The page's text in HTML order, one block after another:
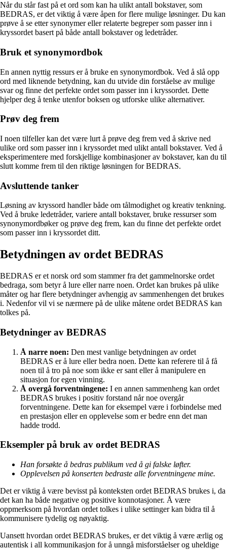
Når du står fast på et ord som kan ha ulikt antall bokstaver, som
BEDRAS, er det viktig å være åpen for flere mulige løsninger. Du kan
prøve å se etter synonymer eller relaterte begreper som passer inn i
kryssordet basert på både antall bokstaver og ledetråder.
Bruk et synonymordbok
En annen nyttig ressurs er å bruke en synonymordbok. Ved å slå opp
ord med liknende betydning, kan du utvide din forståelse av mulige
svar og finne det perfekte ordet som passer inn i kryssordet. Dette
hjelper deg å tenke utenfor boksen og utforske ulike alternativer.
Prøv deg frem
I noen tilfeller kan det være lurt å prøve deg frem ved å skrive ned
ulike ord som passer inn i kryssordet med ulikt antall bokstaver. Ved å
eksperimentere med forskjellige kombinasjoner av bokstaver, kan du til
slutt komme frem til den riktige løsningen for BEDRAS.
Avsluttende tanker
Løsning av kryssord handler både om tålmodighet og kreativ tenkning.
Ved å bruke ledetråder, variere antall bokstaver, bruke ressurser som
synonymordbøker og prøve deg frem, kan du finne det perfekte ordet
som passer inn i kryssordet ditt.
Betydningen av ordet BEDRAS
BEDRAS er et norsk ord som stammer fra det gammelnorske ordet
bedraga, som betyr å lure eller narre noen. Ordet kan brukes på ulike
måter og har flere betydninger avhengig av sammenhengen det brukes
i. Nedenfor vil vi se nærmere på de ulike måtene ordet BEDRAS kan
tolkes på.
Betydninger av BEDRAS
Å narre noen: Den mest vanlige betydningen av ordet
BEDRAS er å lure eller bedra noen. Dette kan referere til å få
noen til å tro på noe som ikke er sant eller å manipulere en
situasjon for egen vinning.
Å overgå forventningene: I en annen sammenheng kan ordet
BEDRAS brukes i positiv forstand når noe overgår
forventningene. Dette kan for eksempel være i forbindelse med
en prestasjon eller en opplevelse som er bedre enn det man
hadde trodd.
Eksempler på bruk av ordet BEDRAS
Han forsøkte å bedras publikum ved å gi falske løfter.
Opplevelsen på konserten bedraste alle forventningene mine.
Det er viktig å være bevisst på konteksten ordet BEDRAS brukes i, da
det kan ha både negative og positive konnotasjoner. Å være
oppmerksom på hvordan ordet tolkes i ulike settinger kan bidra til å
kommunisere tydelig og nøyaktig.
Uansett hvordan ordet BEDRAS brukes, er det viktig å være ærlig og
autentisk i all kommunikasjon for å unngå misforståelser og uheldige